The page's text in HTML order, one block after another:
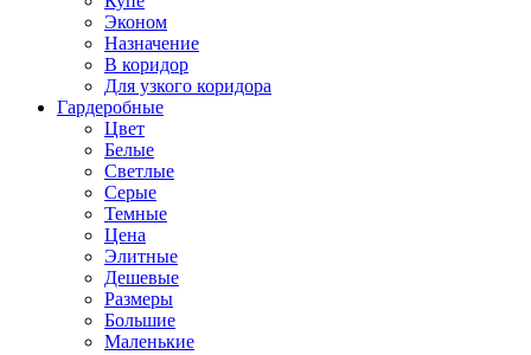
Эконом
Назначение
В коридор
Для узкого коридора
Гардеробные
Цвет
Белые
Светлые
Серые
Темные
Цена
Элитные
Дешевые
Размеры
Большие
Маленькие